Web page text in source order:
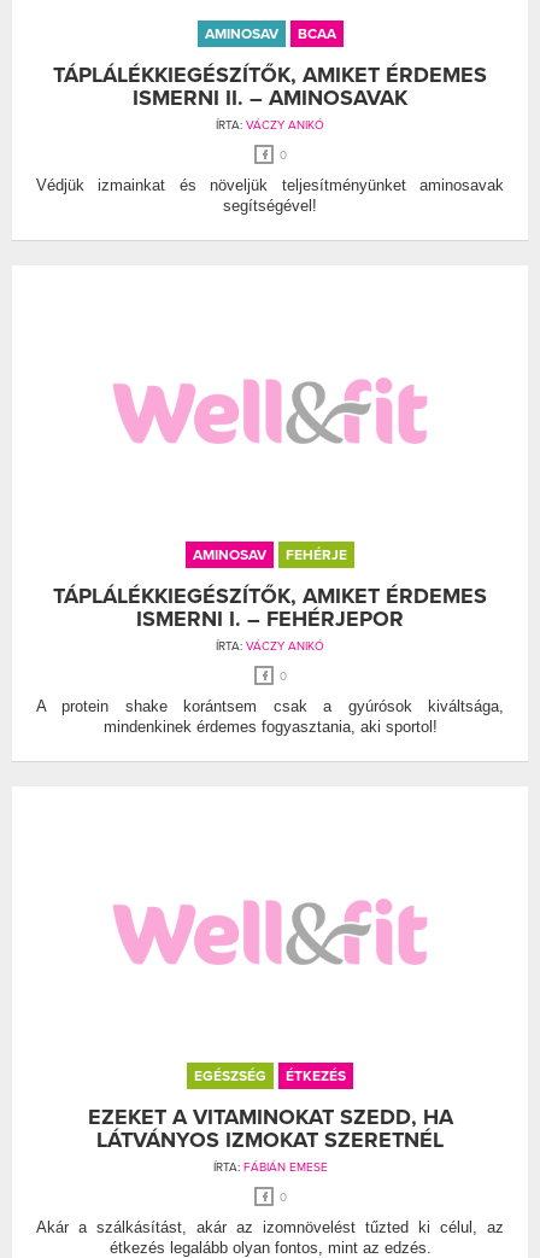
AMINOSAV BCAA
TÁPLÁLÉKKIEGÉSZÍTŐK, AMIKET ÉRDEMES
ISMERNI II. – AMINOSAVAK
ÍRTA: VÁCZY ANIKÓ
0
Védjük izmainkat és növeljük teljesítményünket aminosavak
segítségével!
AMINOSAV FEHÉRJE
TÁPLÁLÉKKIEGÉSZÍTŐK, AMIKET ÉRDEMES
ISMERNI I. – FEHÉRJEPOR
ÍRTA: VÁCZY ANIKÓ
0
A protein shake korántsem csak a gyúrósok kiváltsága,
mindenkinek érdemes fogyasztania, aki sportol!
EGÉSZSÉG ÉTKEZÉS
EZEKET A VITAMINOKAT SZEDD, HA
LÁTVÁNYOS IZMOKAT SZERETNÉL
ÍRTA: FÁBIÁN EMESE
0
Akár a szálkásítást, akár az izomnövelést tűzted ki célul, az
étkezés legalább olyan fontos, mint az edzés.